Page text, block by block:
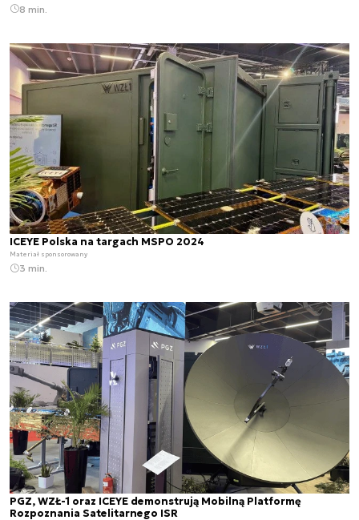
8 min.
ICEYE Polska na targach MSPO 2024
Materiał sponsorowany
3 min.
PGZ, WZŁ-1 oraz ICEYE demonstrują Mobilną Platformę
Rozpoznania Satelitarnego ISR